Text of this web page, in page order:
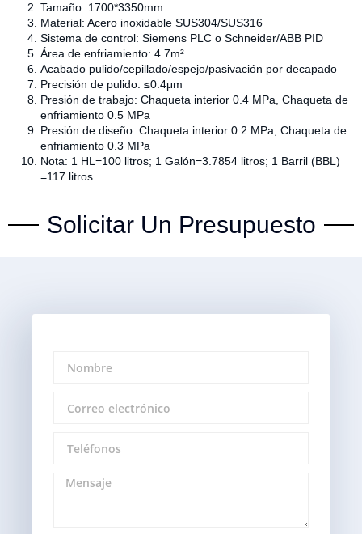
Tamaño: 1700*3350mm
Material: Acero inoxidable SUS304/SUS316
Sistema de control: Siemens PLC o Schneider/ABB PID
Área de enfriamiento: 4.7m²
Acabado pulido/cepillado/espejo/pasivación por decapado
Precisión de pulido: ≤0.4μm
Presión de trabajo: Chaqueta interior 0.4 MPa, Chaqueta de
enfriamiento 0.5 MPa
Presión de diseño: Chaqueta interior 0.2 MPa, Chaqueta de
enfriamiento 0.3 MPa
Nota: 1 HL=100 litros; 1 Galón=3.7854 litros; 1 Barril (BBL)
=117 litros
Solicitar Un Presupuesto